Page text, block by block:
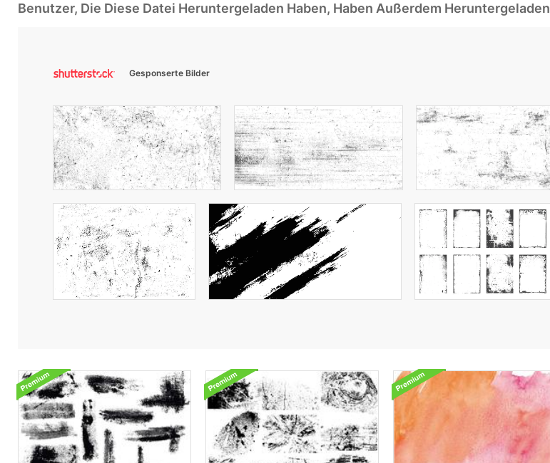
Benutzer, Die Diese Datei Heruntergeladen Haben, Haben Außerdem Heruntergeladen
Gesponserte Bilder